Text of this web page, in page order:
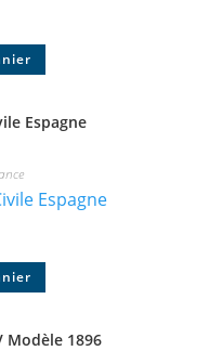
Espagne
Modèle 1896